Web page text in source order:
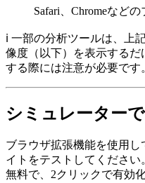
Safari、Chromeなど
ℹ️ 一部の分析ツールは、上
像度（以下）を表示する
する際には注意が必要です
シミュレーター
ブラウザ拡張機能を使用
イトをテストしてください
無料で、2クリックで有効